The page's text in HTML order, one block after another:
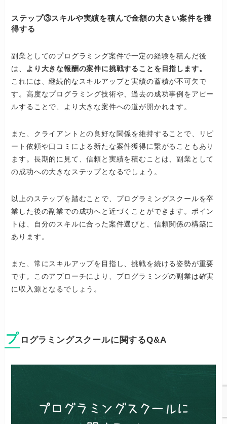
ステップ③スキルや実績を積んで金額の大きい案件を獲
得する
副業としてのプログラミング案件で一定の経験を積んだ後
は、
より大きな報酬の案件に挑戦することを目指します。
これには、継続的なスキルアップと実績の蓄積が不可欠で
す。高度なプログラミング技術や、過去の成功事例をアピー
ルすることで、より大きな案件への道が開かれます。
また、クライアントとの良好な関係を維持することで、リピ
ート依頼や口コミによる新たな案件獲得に繋がることもあり
ます。長期的に見て、信頼と実績を積むことは、副業として
の成功への大きなステップとなるでしょう。
以上のステップを踏むことで、プログラミングスクールを卒
業した後の副業での成功へと近づくことができます。ポイン
トは、自分のスキルに合った案件選びと、信頼関係の構築に
あります。
また、常にスキルアップを目指し、挑戦を続ける姿勢が重要
です。このアプローチにより、プログラミングの副業は確実
に収入源となるでしょう。
プ ログラミングスクールに関するQ&A